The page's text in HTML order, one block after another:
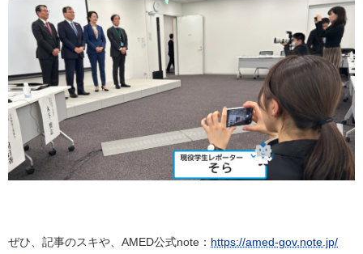
ぜひ、記事のスキや、AMED公式note： https://amed-gov.note.jp/